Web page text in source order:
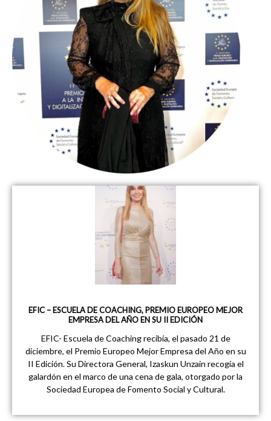
EFIC – ESCUELA DE COACHING, PREMIO EUROPEO MEJOR
EMPRESA DEL AÑO EN SU II EDICIÓN
EFIC- Escuela de Coaching recibía, el pasado 21 de
diciembre, el Premio Europeo Mejor Empresa del Año en su
II Edición. Su Directora General, Izaskun Unzain recogía el
galardón en el marco de una cena de gala, otorgado por la
Sociedad Europea de Fomento Social y Cultural.